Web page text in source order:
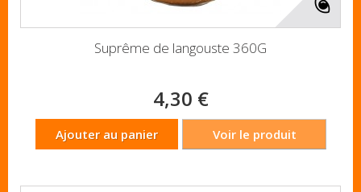
Suprême de langouste 360G
4,30 €
Ajouter au panier Voir le produit